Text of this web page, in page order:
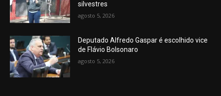
silvestres
agosto 5, 2026
Deputado Alfredo Gaspar é escolhido vice
de Flávio Bolsonaro
agosto 5, 2026